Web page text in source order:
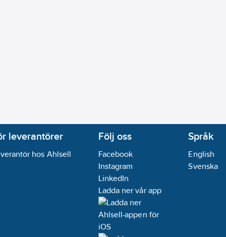
leverantörer
hos Ahlsell
Följ oss
Facebook
Instagram
LinkedIn
Ladda ner vår app
Språk
English
Svenska